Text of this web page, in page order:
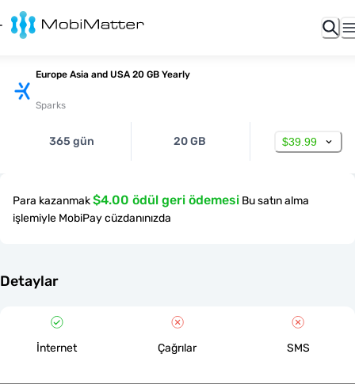
Europe Asia and USA 20 GB Yearly
Sparks
365 gün 20 GB $39.99
Para kazanmak$4.00 ödül geri ödemesi Bu satın alma
işlemiyle MobiPay cüzdanınızda
Detaylar
İnternet Çağrılar SMS